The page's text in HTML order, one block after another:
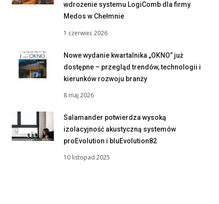
wdrożenie systemu LogiComb dla firmy
Medos w Chełmnie
1 czerwiec 2026
Nowe wydanie kwartalnika „OKNO” już
dostępne – przegląd trendów, technologii i
kierunków rozwoju branży
8 maj 2026
Salamander potwierdza wysoką
izolacyjność akustyczną systemów
proEvolution i bluEvolution82
10 listopad 2025